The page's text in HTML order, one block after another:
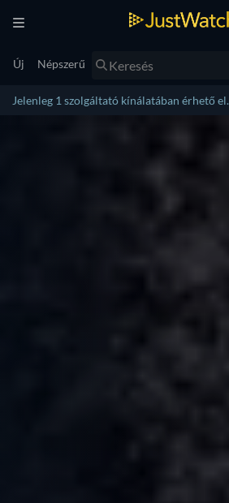
Új Népszerű
Jelenleg 1 szolgáltató kínálatában érhető el.